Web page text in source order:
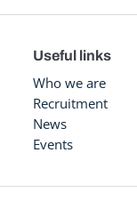
Useful links
Who we are
Recruitment
News
Events